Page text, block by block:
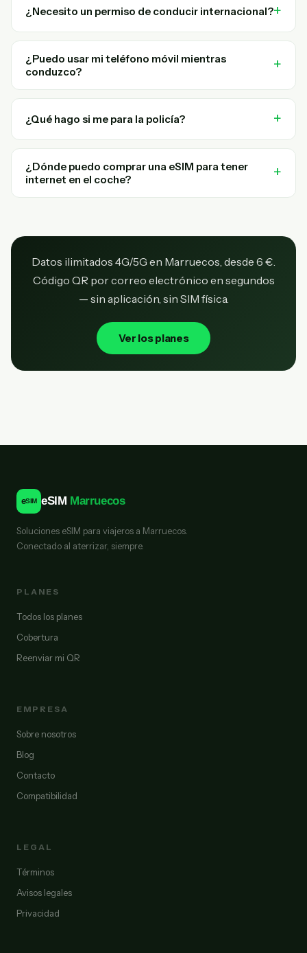
¿Necesito un permiso de conducir internacional?
¿Puedo usar mi teléfono móvil mientras
conduzco?
¿Qué hago si me para la policía?
¿Dónde puedo comprar una eSIM para tener
internet en el coche?
Datos ilimitados 4G/5G en Marruecos, desde 6 €.
Código QR por correo electrónico en segundos
— sin aplicación, sin SIM física.
Ver los planes
eSIM eSIM Marruecos
Soluciones eSIM para viajeros a Marruecos.
Conectado al aterrizar, siempre.
PLANES
Todos los planes
Cobertura
Reenviar mi QR
EMPRESA
Sobre nosotros
Blog
Contacto
Compatibilidad
LEGAL
Términos
Avisos legales
Privacidad